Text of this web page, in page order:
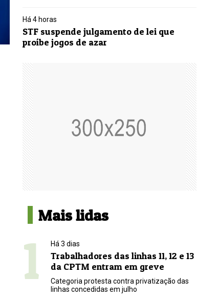
Há 4 horas
STF suspende julgamento de lei que
proíbe jogos de azar
Mais lidas
1 Há 3 dias
Trabalhadores das linhas 11, 12 e 13
da CPTM entram em greve
Categoria protesta contra privatização das
linhas concedidas em julho